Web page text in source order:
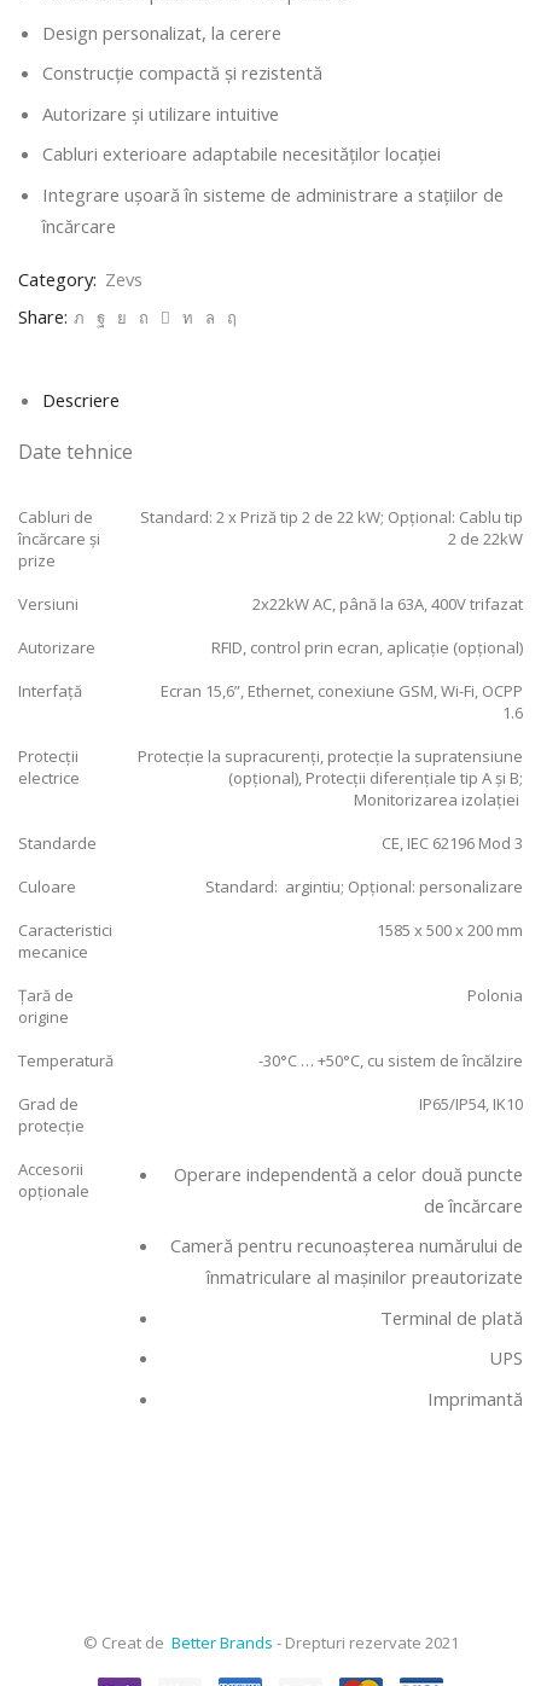
Design personalizat, la cerere
Construcție compactă și rezistentă
Autorizare și utilizare intuitive
Cabluri exterioare adaptabile necesităților locației
Integrare ușoară în sisteme de administrare a stațiilor de
încărcare
Category: Zevs
Share:
Descriere
Date tehnice
Cabluri de
încărcare și
prize
Standard: 2 x Priză tip 2 de 22 kW; Opțional: Cablu tip
2 de 22kW
Versiuni
2x22kW AC, până la 63A, 400V trifazat
Autorizare
RFID, control prin ecran, aplicație (opțional)
Interfață
Ecran 15,6”, Ethernet, conexiune GSM, Wi-Fi, OCPP
1.6
Protecții
electrice
Protecție la supracurenți, protecție la supratensiune
(opțional), Protecții diferențiale tip A și B;
Monitorizarea izolației
Standarde
CE, IEC 62196 Mod 3
Culoare
Standard: argintiu; Opțional: personalizare
Caracteristici
mecanice
1585 x 500 x 200 mm
Țară de
origine
Polonia
Temperatură
-30°C … +50°C, cu sistem de încălzire
Grad de
protecție
IP65/IP54, IK10
Accesorii
opționale
Operare independentă a celor două puncte
de încărcare
Cameră pentru recunoașterea numărului de
înmatriculare al mașinilor preautorizate
Terminal de plată
UPS
Imprimantă
© Creat de Better Brands - Drepturi rezervate 2021